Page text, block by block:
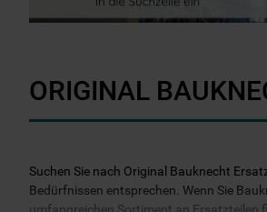
ORIGINAL
Suchen Sie nach Original Bauknecht
Bedürfnissen entsprechen. Wenn Sie
umfangreichen Sortiment an Ersatzteilen